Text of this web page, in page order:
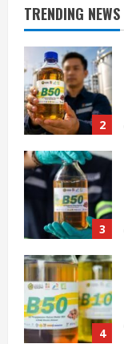
TRENDING NEWS
2
3
4
5